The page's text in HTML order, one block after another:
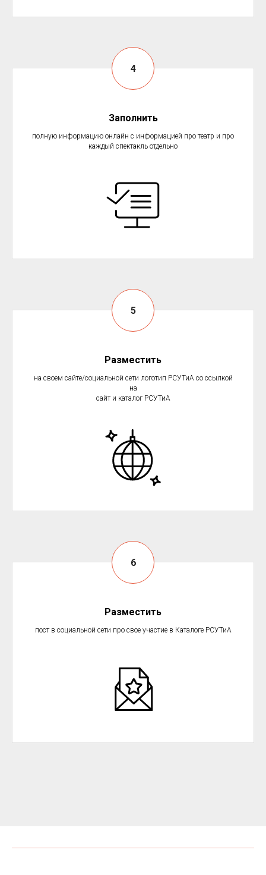
Заполнить
полную информацию онлайн с информацией про театр и про
каждый спектакль отдельно
Разместить
на своем сайте/социальной сети логотип РСУТиА со ссылкой
на
сайт и каталог РСУТиА
Разместить
пост в социальной сети про свое участие в Каталоге РСУТиА